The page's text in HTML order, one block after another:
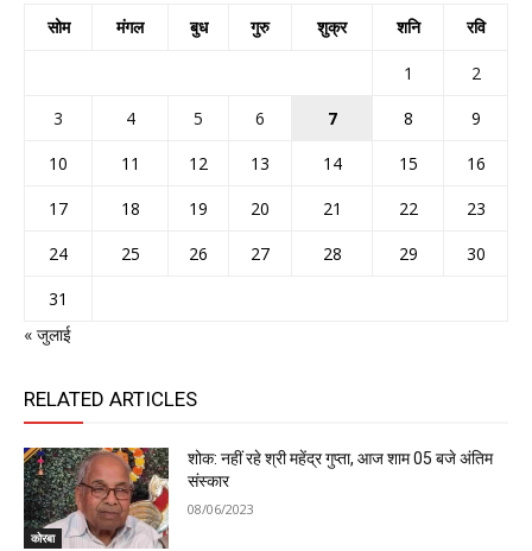
सोम मंगल बुध गुरु शुक्र शनि रवि
1
2
3
4 5 6 7 8
9
10
11 12 13 14 15
16
17
18 19 20 21 22
23
24
25 26 27 28 29
30
31
« जुलाई
RELATED ARTICLES
कोरबा
शोक: नहीं रहे श्री महेंद्र गुप्ता, आज शाम 05 बजे अंतिम
संस्कार
08/06/2023